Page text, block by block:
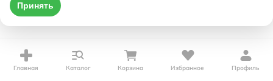
Главная Каталог Корзина Избранное Профиль
Принять